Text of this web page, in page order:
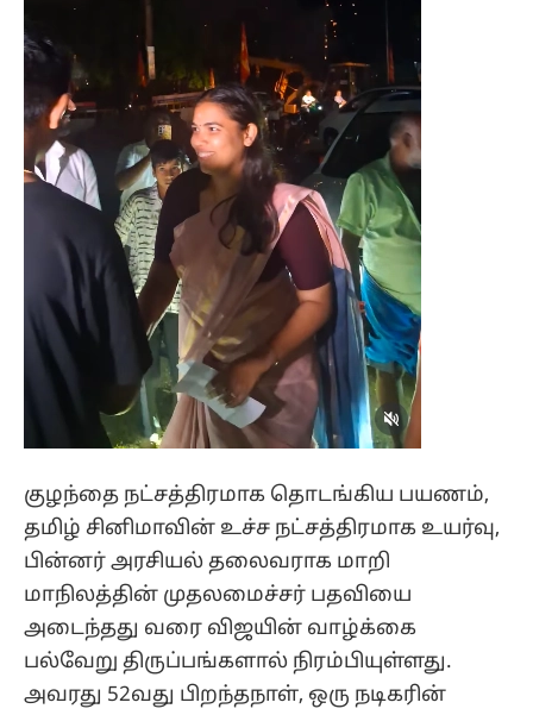
குழந்தை நட்சத்திரமாக தொடங்கிய பயணம்,
தமிழ் சினிமாவின் உச்ச நட்சத்திரமாக உயர்வு,
பின்னர் அரசியல் தலைவராக மாறி
மாநிலத்தின் முதலமைச்சர் பதவியை
அடைந்தது வரை விஜயின் வாழ்க்கை
பல்வேறு திருப்பங்களால் நிரம்பியுள்ளது.
அவரது 52வது பிறந்தநாள், ஒரு நடிகரின்